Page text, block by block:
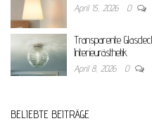
April 15, 2026 0
Transparente
Interieurästhetik
April 8, 2026 0
BELIEBTE BEITRÄGE